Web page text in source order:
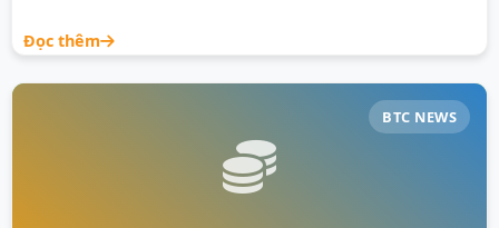
Đọc thêm
BTC NEWS